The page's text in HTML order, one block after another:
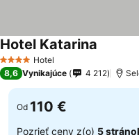
4 Počet hviezdičiek
Hotel
Hotel Katarina
8,6 Vynikajúce 4 212
Od 110 €
Pozrieť ceny z(o) 5